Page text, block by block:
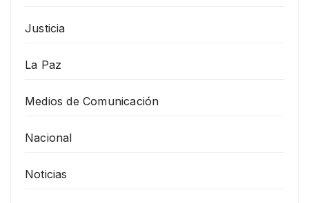
Justicia
La Paz
Medios de Comunicación
Nacional
Noticias